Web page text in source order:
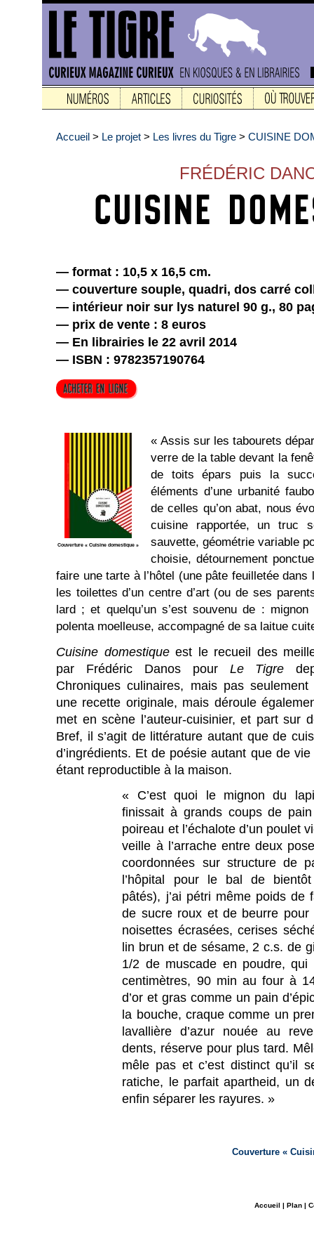
Accueil > Le projet > Les livres du Tigre > CUISINE
FRÉDÉRIC
— format : 10,5 x 16,5 cm.
— couverture souple, quadri, dos carré
— intérieur noir sur lys naturel 90 g., 80
— prix de vente : 8 euros
— En librairies le 22 avril 2014
— ISBN : 9782357190764
Couverture « Cuisine domestique »
« Assis sur les tabourets
verre de la table devant la
de toits épars puis la
éléments d’une urbanité
de celles qu’on abat, nous
cuisine rapportée, un truc
sauvette, géométrie variable
choisie, détournement
faire une tarte à l’hôtel (une pâte feuilletée
les toilettes d’un centre d’art (ou de ses
lard ; et quelqu’un s’est souvenu de :
polenta moelleuse, accompagné de sa laitue
Cuisine domestique est le recueil des
par Frédéric Danos pour Le Tigre
Chroniques culinaires, mais pas
une recette originale, mais déroule
met en scène l’auteur-cuisinier, et part sur
Bref, il s’agit de littérature autant que de
d’ingrédients. Et de poésie autant que de
étant reproductible à la maison.
« C’est quoi le mignon du
ﬁnissait à grands coups de
poireau et l’échalote d’un poulet
veille à l’arrache entre deux
coordonnées sur structure de
l’hôpital pour le bal de
pâtés), j’ai pétri même poids
de sucre roux et de beurre
noisettes écrasées, cerises
lin brun et de sésame, 2 c.s. de
1/2 de muscade en poudre,
centimètres, 90 min au four à
d’or et gras comme un pain
la bouche, craque comme un
lavallière d’azur nouée au
dents, réserve pour plus tard.
mêle pas et c’est distinct qu’il
ratiche, le parfait apartheid, un
enﬁn séparer les rayures. »
Couverture «
Accueil | Plan|